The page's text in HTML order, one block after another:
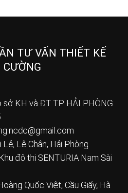
TƯ VẤN THIẾT KẾ
KH và ĐT TP HẢI PHÒNG
Lê Chân, Hải Phòng
đô thị SENTURIA Nam Sài
Quốc Việt, Cầu Giấy, Hà